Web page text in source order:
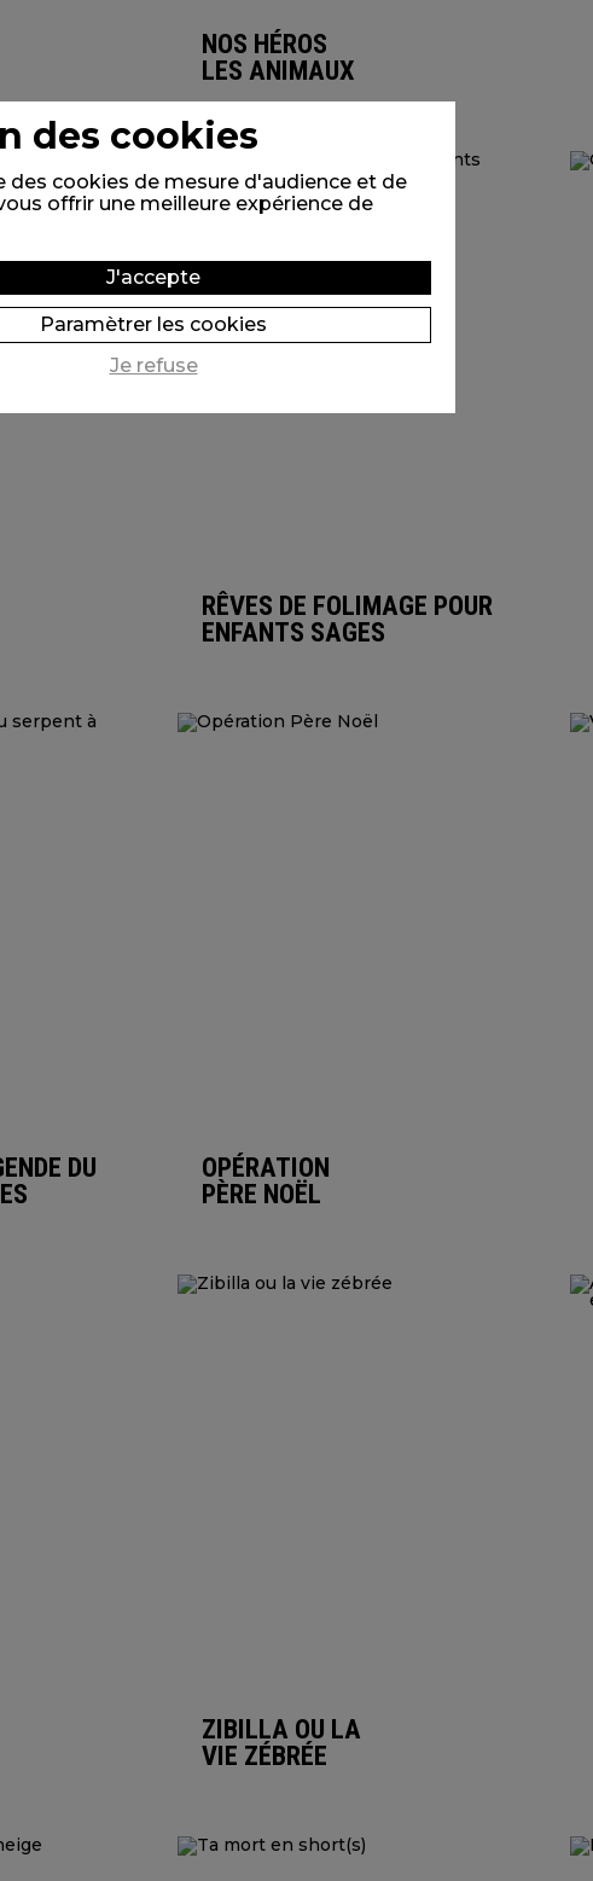
NOS HÉROS
LES ANIMAUX
RÊVES DE FOLIMAGE POUR
ENFANTS SAGES
DU
OPÉRATION
PÈRE NOËL
ZIBILLA OU LA
VIE ZÉBRÉE
des cookies
des cookies de mesure d'audience et de
offrir une meilleure expérience de
J'accepte
Paramètrer les cookies
Je refuse